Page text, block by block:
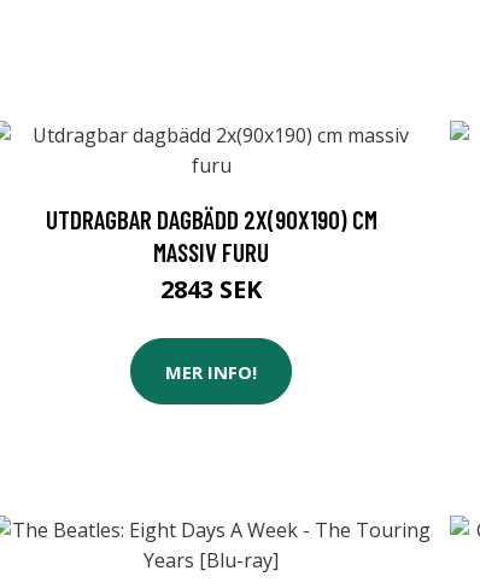
UTDRAGBAR DAGBÄDD 2X(90X190) CM
MASSIV FURU
2843 SEK
MER INFO!